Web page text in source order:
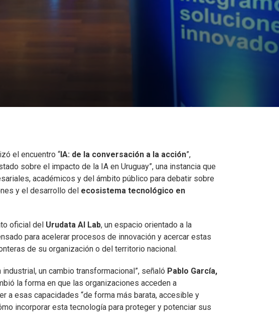
el encuentro “ IA: de la conversación a la acción”,
sobre el impacto de la IA en Uruguay”, una instancia que
académicos y del ámbito público para debatir sobre
y el desarrollo del ecosistema tecnológico en
oficial del Urudata AI Lab, un espacio orientado a la
para acelerar procesos de innovación y acercar estas
de su organización o del territorio nacional.
un cambio transformacional”, señaló Pablo García,
la forma en que las organizaciones acceden a
a esas capacidades “de forma más barata, accesible y
incorporar esta tecnología para proteger y potenciar sus